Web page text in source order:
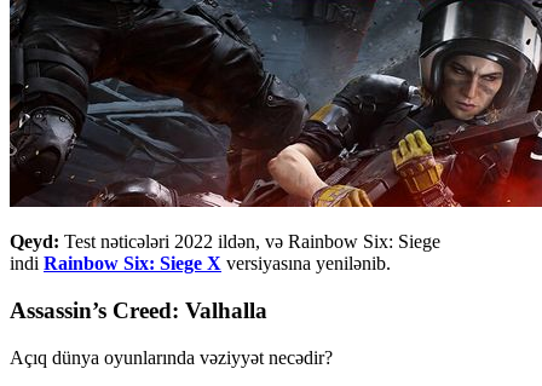
Qeyd: Test nəticələri 2022 ildən, və Rainbow Six: Siege
indi Rainbow Six: Siege X versiyasına yenilənib.
Assassin’s Creed: Valhalla
Açıq dünya oyunlarında vəziyyət necədir?